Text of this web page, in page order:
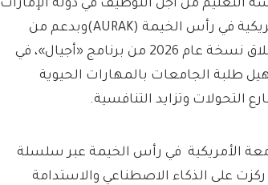
التعليم من أجل التوظيف في دولة الإمارات
(EFE-UAE)، وبالتعاون مع الجامعة الأمريكية في رأس الخيمة (AURAK)وبدعم من
مؤسسة سيتي Citi Foundation، عن إطلاق نسخة عام 2026 من برنامج «أجيال»، في
طلبة الجامعات بالمهارات الحيوية
التحولات وتزايد التنافسية.
الأمريكية في رأس الخيمة عبر سلسلة
على الذكاء الاصطناعي والاستدامة